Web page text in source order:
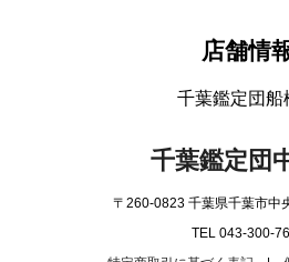
店舗情
千葉鑑定団船
千葉鑑定団
〒260-0823 千葉県千葉市中
TEL 043-300-